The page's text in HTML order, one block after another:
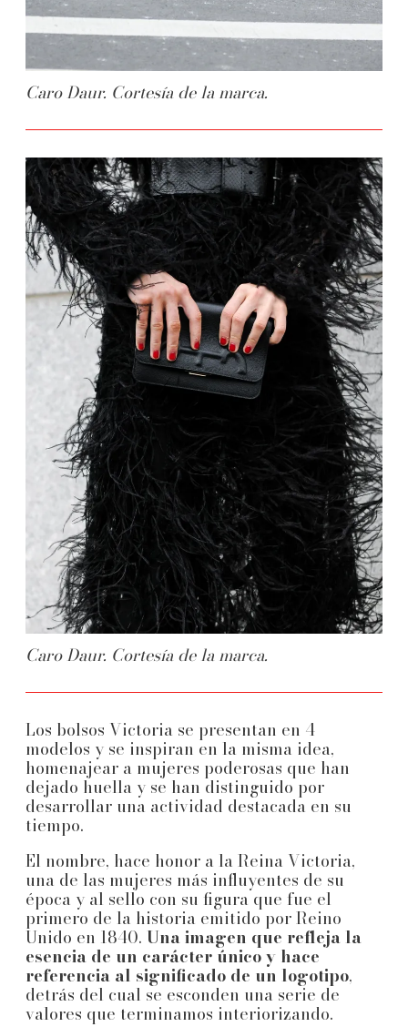
Caro Daur. Cortesía de la marca.
Caro Daur. Cortesía de la marca.
Los bolsos Victoria se presentan en 4
modelos y se inspiran en la misma idea,
homenajear a mujeres poderosas que han
dejado huella y se han distinguido por
desarrollar una actividad destacada en su
tiempo.
El nombre, hace honor a la Reina Victoria,
una de las mujeres más influyentes de su
época y al sello con su figura que fue el
primero de la historia emitido por Reino
Unido en 1840. Una imagen que refleja la
esencia de un carácter único y hace
referencia al significado de un logotipo,
detrás del cual se esconden una serie de
valores que terminamos interiorizando.